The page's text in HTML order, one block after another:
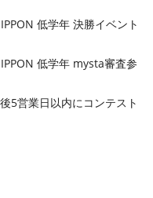
低学年 決勝イベント
低学年 mysta審査参
5営業日以内にコンテスト